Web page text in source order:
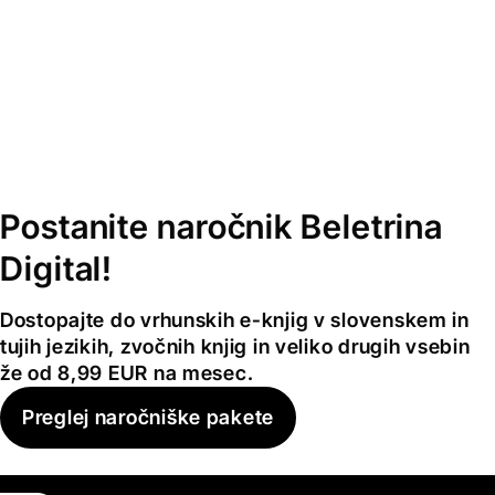
Postanite naročnik Beletrina
Digital!
Dostopajte do vrhunskih e-knjig v slovenskem in
tujih jezikih, zvočnih knjig in veliko drugih vsebin
že od 8,99 EUR na mesec.
Preglej naročniške pakete